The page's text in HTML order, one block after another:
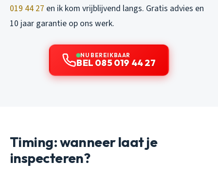
019 44 27 en ik kom vrijblijvend langs. Gratis advies en
10 jaar garantie op ons werk.
NU BEREIKBAAR
BEL 085 019 44 27
Timing: wanneer laat je
inspecteren?